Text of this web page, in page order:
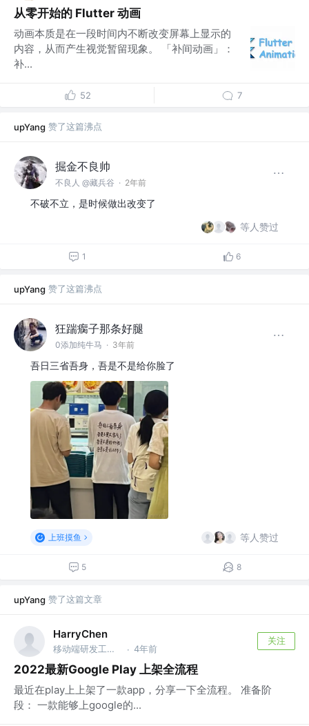
从零开始的 Flutter 动画
动画本质是在一段时间内不断改变屏幕上显示的
内容，从而产生视觉暂留现象。 「补间动画」：
补...
52 7
upYang 赞了这篇沸点
掘金不良帅
不良人 @藏兵谷 · 2年前
不破不立，是时候做出改变了
等人赞过
1 6
upYang 赞了这篇沸点
狂踹瘸子那条好腿
0添加纯牛马 · 3年前
吾日三省吾身，吾是不是给你脸了
上班摸鱼 等人赞过
5 8
upYang 赞了这篇文章
HarryChen
移动端研发工程师 @哈啰出行 · 4年前
关注
2022最新Google Play 上架全流程
最近在play上上架了一款app，分享一下全流程。 准备阶
段： 一款能够上google的...